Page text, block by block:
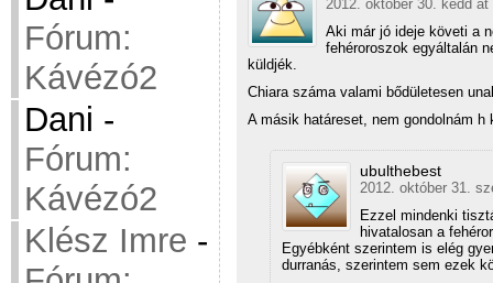
Fórum:
Kávézó2
Dani -
Fórum:
Kávézó2
Klész Imre -
2012. október 30. kedd at
Aki már jó ideje követi a
fehéroroszok egyáltalán
küldjék.
Chiara száma valami bődületesen
A másik határeset, nem gondolnám
ubulthebest
2012. október 31.
Ezzel mindenki
hivatalosan a
Egyébként szerintem is elég
durranás, szerintem sem ezek